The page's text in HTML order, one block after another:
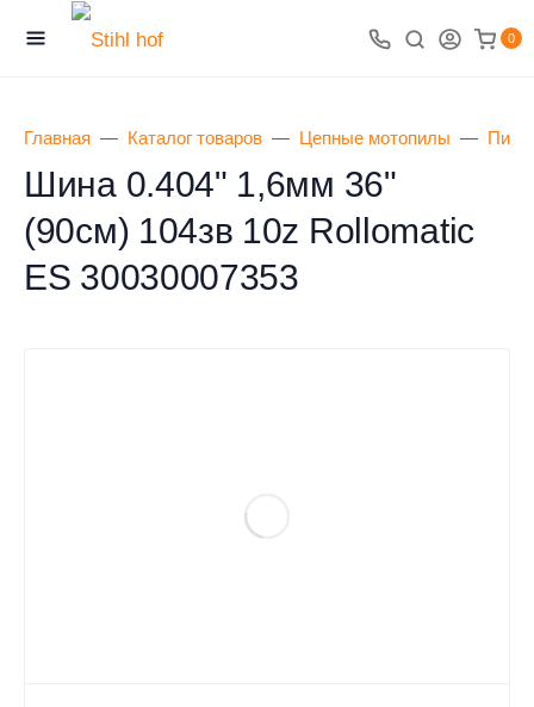
0
Главная Каталог товаров Цепные мотопилы
Шина 0.404" 1,6мм 36"
(90см) 104зв 10z Rollomatic
ES 30030007353